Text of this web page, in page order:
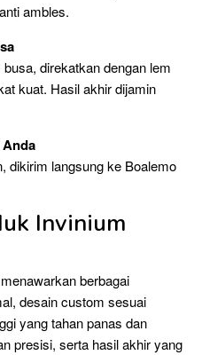
ambles.
direkatkan dengan lem
kuat. Hasil akhir dijamin
dikirim langsung ke Boalemo
Invinium
berbagai
desain custom sesuai
yang tahan panas dan
presisi, serta hasil akhir yang